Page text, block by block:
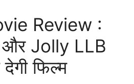
Review :
Jolly LLB
देगी फिल्म